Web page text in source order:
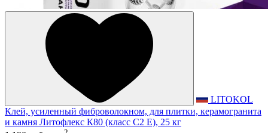
LITOKOL
Клей, усиленный фиброволокном, для плитки, керамогранита
и камня Литофлекс К80 (класс С2 E), 25 кг